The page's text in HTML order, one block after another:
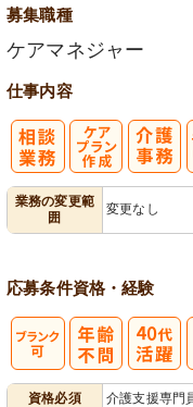
募集職種
ケアマネジャー
仕事内容
業務の変更範
囲
変更なし
応募条件資格・経験
資格必須
介護支援専門